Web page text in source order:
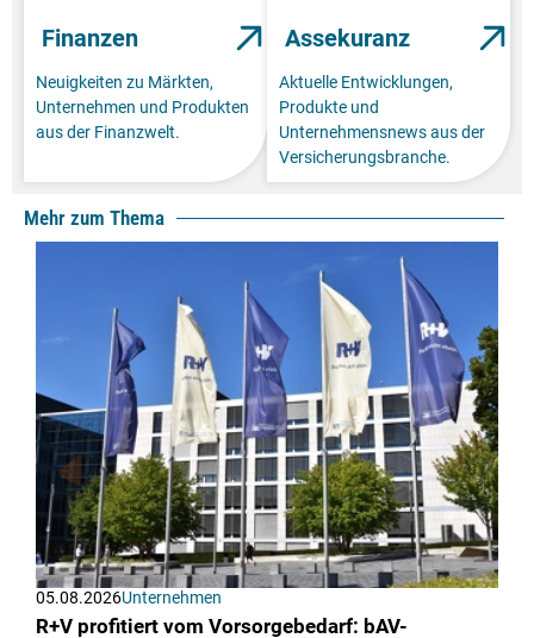
Finanzen
Neuigkeiten zu Märkten,
Unternehmen und Produkten
aus der Finanzwelt.
Assekuranz
Aktuelle Entwicklungen,
Produkte und
Unternehmensnews aus der
Versicherungsbranche.
Mehr zum Thema
05.08.2026Unternehmen
R+V profitiert vom Vorsorgebedarf: bAV-